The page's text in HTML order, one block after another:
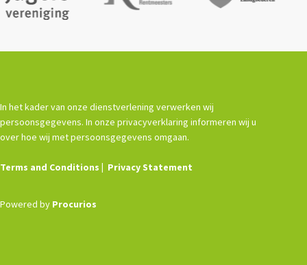
In het kader van onze dienstverlening verwerken wij
persoonsgegevens. In onze privacyverklaring informeren wij u
over hoe wij met persoonsgegevens omgaan.
Terms and Conditions Privacy Statement
Powered by Procurios